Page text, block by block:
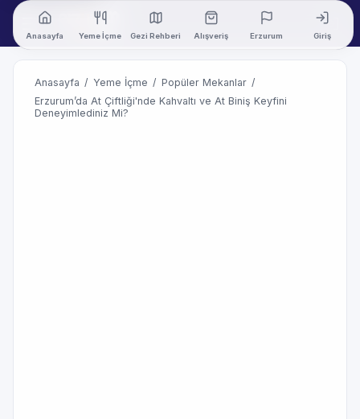
Anasayfa Yeme İçme Gezi Rehberi Alışveriş Erzurum Giriş
Anasayfa / Yeme İçme / Popüler Mekanlar /
Erzurum’da At Çiftliği'nde Kahvaltı ve At Biniş Keyfini
Deneyimlediniz Mi?